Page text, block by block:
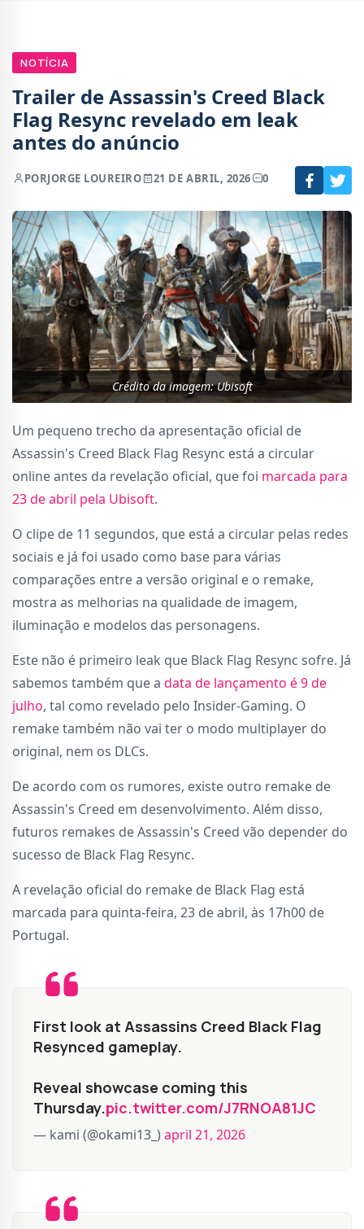
NOTÍCIA
Trailer de Assassin's Creed Black
Flag Resync revelado em leak
antes do anúncio
PORJORGE LOUREIRO 21 DE ABRIL, 2026 0
Crédito da imagem: Ubisoft
Um pequeno trecho da apresentação oficial de
Assassin's Creed Black Flag Resync está a circular
online antes da revelação oficial, que foi marcada para
23 de abril pela Ubisoft.
O clipe de 11 segundos, que está a circular pelas redes
sociais e já foi usado como base para várias
comparações entre a versão original e o remake,
mostra as melhorias na qualidade de imagem,
iluminação e modelos das personagens.
Este não é primeiro leak que Black Flag Resync sofre. Já
sabemos também que a data de lançamento é 9 de
julho, tal como revelado pelo Insider-Gaming. O
remake também não vai ter o modo multiplayer do
original, nem os DLCs.
De acordo com os rumores, existe outro remake de
Assassin's Creed em desenvolvimento. Além disso,
futuros remakes de Assassin's Creed vão depender do
sucesso de Black Flag Resync.
A revelação oficial do remake de Black Flag está
marcada para quinta-feira, 23 de abril, às 17h00 de
Portugal.
First look at Assassins Creed Black Flag
Resynced gameplay.
Reveal showcase coming this
Thursday.pic.twitter.com/J7RNOA81JC
— kami (@okami13_) april 21, 2026